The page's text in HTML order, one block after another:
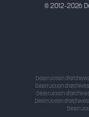
© 2012-2026
Destruction
Destruction
Destruction
Destruction d'archives